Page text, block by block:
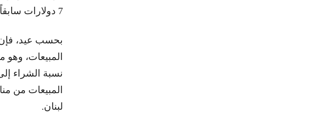
7 دولارات سابقاً، وبالتالي فإن سعر الأضحية يتراوح اليوم ما بين 450 و500 دولار.
بحسب عيد، فإن
المبيعات، وهو
المبيعات من
لبنان.